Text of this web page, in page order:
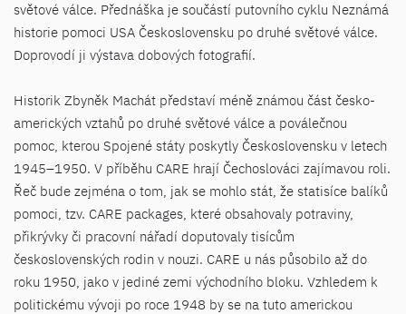
světové válce. Přednáška je součástí putovního cyklu Neznámá
historie pomoci USA Československu po druhé světové válce.
Doprovodí ji výstava dobových fotografií.
Historik Zbyněk Machát představí méně známou část česko-
amerických vztahů po druhé světové válce a poválečnou
pomoc, kterou Spojené státy poskytly Československu v letech
1945–1950. V příběhu CARE hrají Čechoslováci zajímavou roli.
Řeč bude zejména o tom, jak se mohlo stát, že statisíce balíků
pomoci, tzv. CARE packages, které obsahovaly potraviny,
přikrývky či pracovní nářadí doputovaly tisícům
československých rodin v nouzi. CARE u nás působilo až do
roku 1950, jako v jediné zemi východního bloku. Vzhledem k
politickému vývoji po roce 1948 by se na tuto americkou